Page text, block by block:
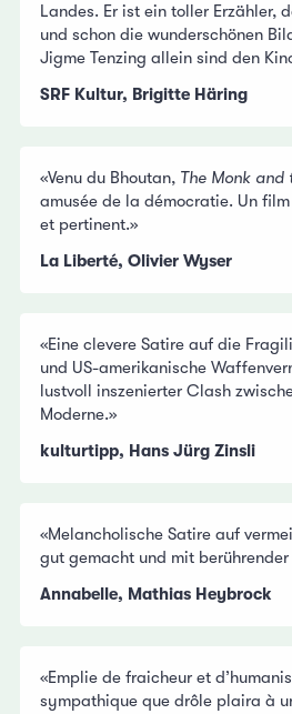
Landes. Er ist ein toller Erzähler,
und schon die wunderschönen
Jigme Tenzing allein sind den
SRF Kultur, Brigitte Häring
«Venu du Bhoutan, The Monk and
amusée de la démocratie. Un
et pertinent.»
La Liberté, Olivier Wyser
«Eine clevere Satire auf die
und US-amerikanische
lustvoll inszenierter Clash
Moderne.»
kulturtipp, Hans Jürg Zinsli
«Melancholische Satire auf
gut gemacht und mit berührender
Annabelle, Mathias Heybrock
«Emplie de fraicheur et
sympathique que drôle plaira à